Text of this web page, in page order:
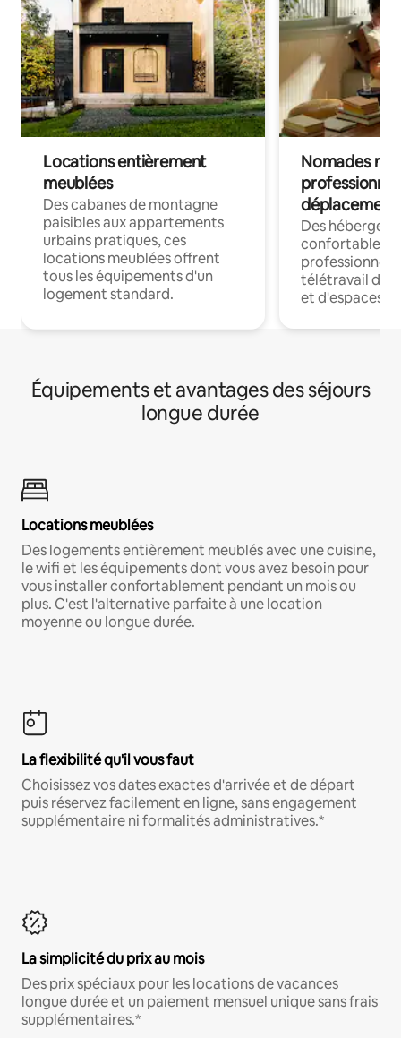
Locations entièrement
meublées
Des cabanes de montagne
paisibles aux appartements
urbains pratiques, ces
locations meublées offrent
tous les équipements d'un
logement standard.
Nomades
déplacement
Des
confortables
professionnels
télétravail
et d'espaces
Équipements et avantages des séjours
longue durée
Locations meublées
Des logements entièrement meublés avec une cuisine,
le wifi et les équipements dont vous avez besoin pour
vous installer confortablement pendant un mois ou
plus. C'est l'alternative parfaite à une location
moyenne ou longue durée.
La flexibilité qu'il vous faut
Choisissez vos dates exactes d'arrivée et de départ
puis réservez facilement en ligne, sans engagement
supplémentaire ni formalités administratives.*
La simplicité du prix au mois
Des prix spéciaux pour les locations de vacances
longue durée et un paiement mensuel unique sans frais
supplémentaires.*